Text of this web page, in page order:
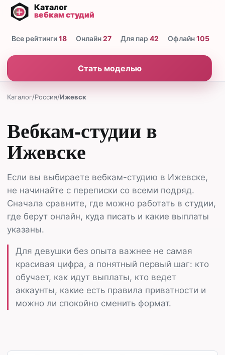
Все рейтинги18 Онлайн27 Для пар 42 Офлайн105
Стать моделью
Каталог/Россия/Ижевск
Вебкам-студии в
Ижевске
Если вы выбираете вебкам-студию в Ижевске,
не начинайте с переписки со всеми подряд.
Сначала сравните, где можно работать в студии,
где берут онлайн, куда писать и какие выплаты
указаны.
Для девушки без опыта важнее не самая
красивая цифра, а понятный первый шаг: кто
обучает, как идут выплаты, кто ведет
аккаунты, какие есть правила приватности и
можно ли спокойно сменить формат.